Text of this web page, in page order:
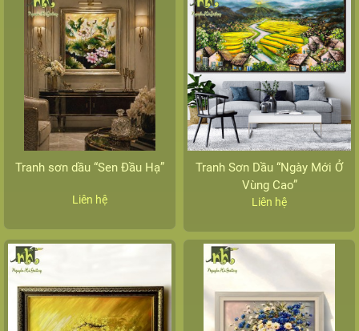
Tranh sơn dầu “Sen Đầu Hạ”
Liên hệ
Tranh Sơn Dầu “Ngày Mới Ở
Vùng Cao”
Liên hệ